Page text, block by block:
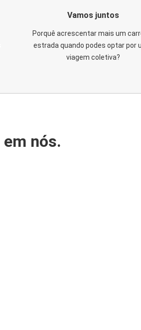
Vamos juntos
Porquê acrescentar mais um
estrada quando podes optar por
viagem coletiva?
nós.